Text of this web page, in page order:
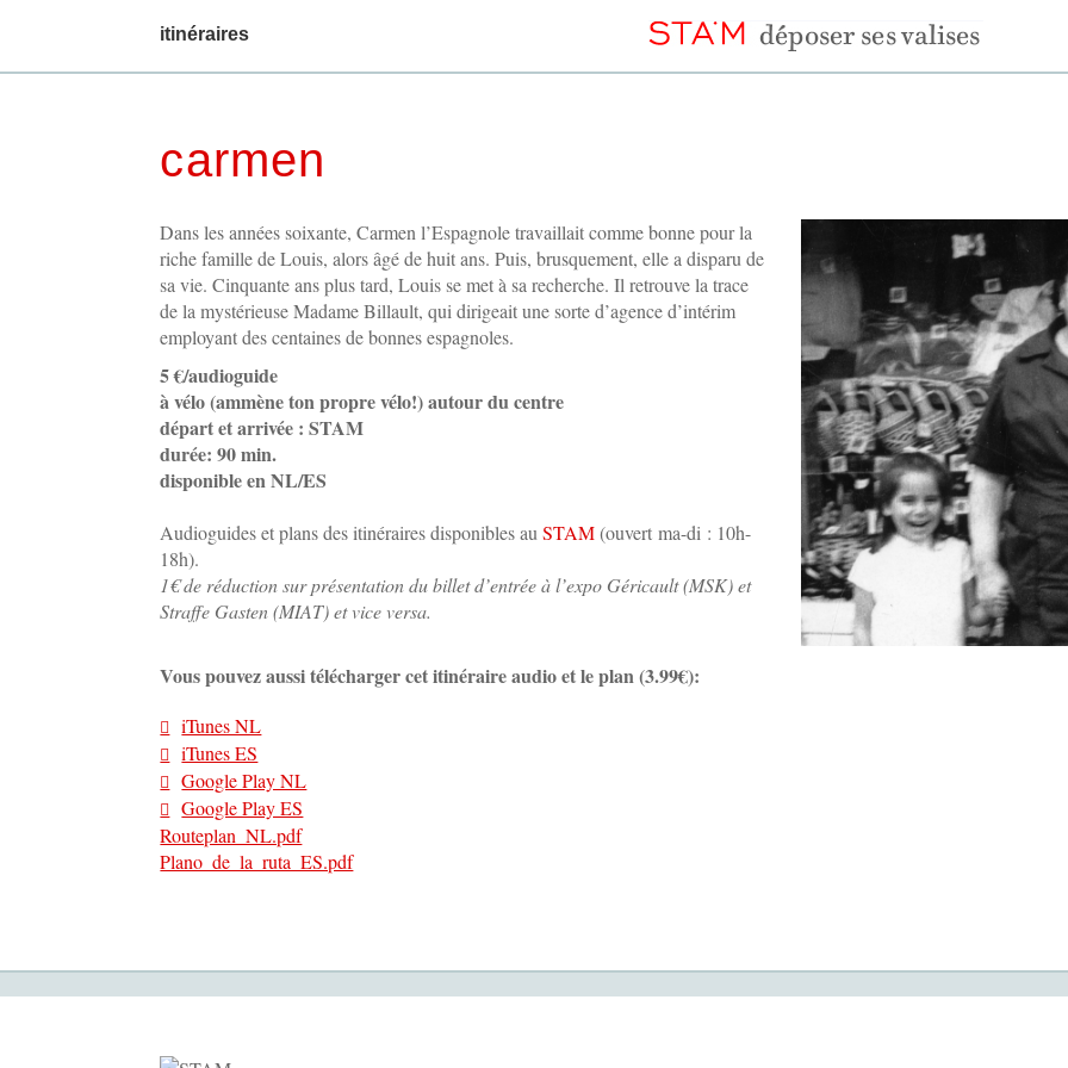
menu
itinéraires
carmen
Dans les années soixante, Carmen l’Espagnole travaillait comme bonne pour la
riche famille de Louis, alors âgé de huit ans. Puis, brusquement, elle a disparu de
sa vie. Cinquante ans plus tard, Louis se met à sa recherche. Il retrouve la trace
de la mystérieuse Madame Billault, qui dirigeait une sorte d’agence d’intérim
employant des centaines de bonnes espagnoles.
5 €/audioguide
à vélo (ammène ton propre vélo!) autour du centre
départ et arrivée : STAM
durée: 90 min.
disponible en NL/ES
Audioguides et plans des itinéraires disponibles auSTAM(ouvert ma-di : 10h-
18h).
1€ de réduction sur présentation du billet d’entrée à l’expo Géricault (MSK) et
Straffe Gasten (MIAT) et vice versa.
Vous pouvez aussi télécharger cet itinéraire audio et le plan (3.99€):
iTunes NL
iTunes ES
Google Play NL
Google Play ES
Routeplan_NL.pdf
Plano_de_la_ruta_ES.pdf